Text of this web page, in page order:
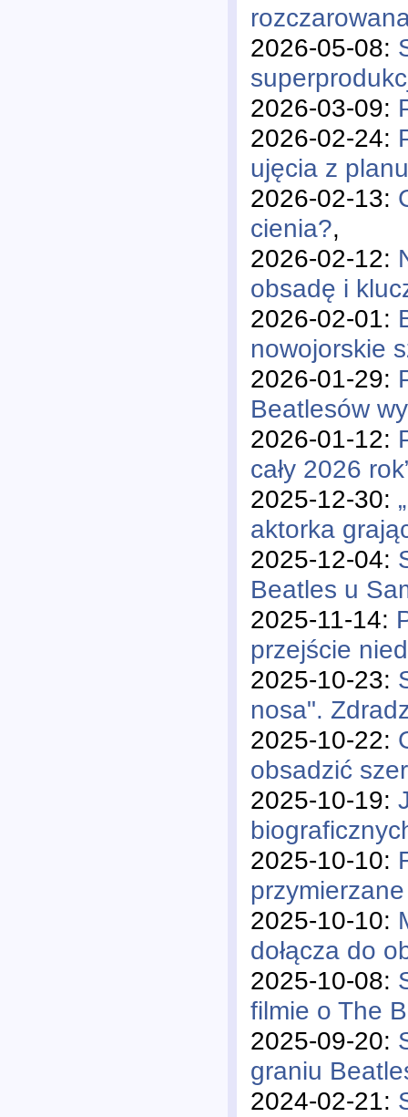
2026-05-08:
2026-03-09:
2026-02-24:
ujęcia z
2026-02-13:
cienia?,
2026-02-12:
obsadę i
2026-02-01:
nowojorskie
2026-01-29:
Beatlesów
2026-01-12:
cały 2026
2025-12-30:
aktorka
2025-12-04:
Beatles u
2025-11-14:
przejście
2025-10-23:
nosa".
2025-10-22:
obsadzić
2025-10-19:
2025-10-10:
2025-10-10:
dołącza do
2025-10-08:
filmie o The
2025-09-20:
graniu
2024-02-21: